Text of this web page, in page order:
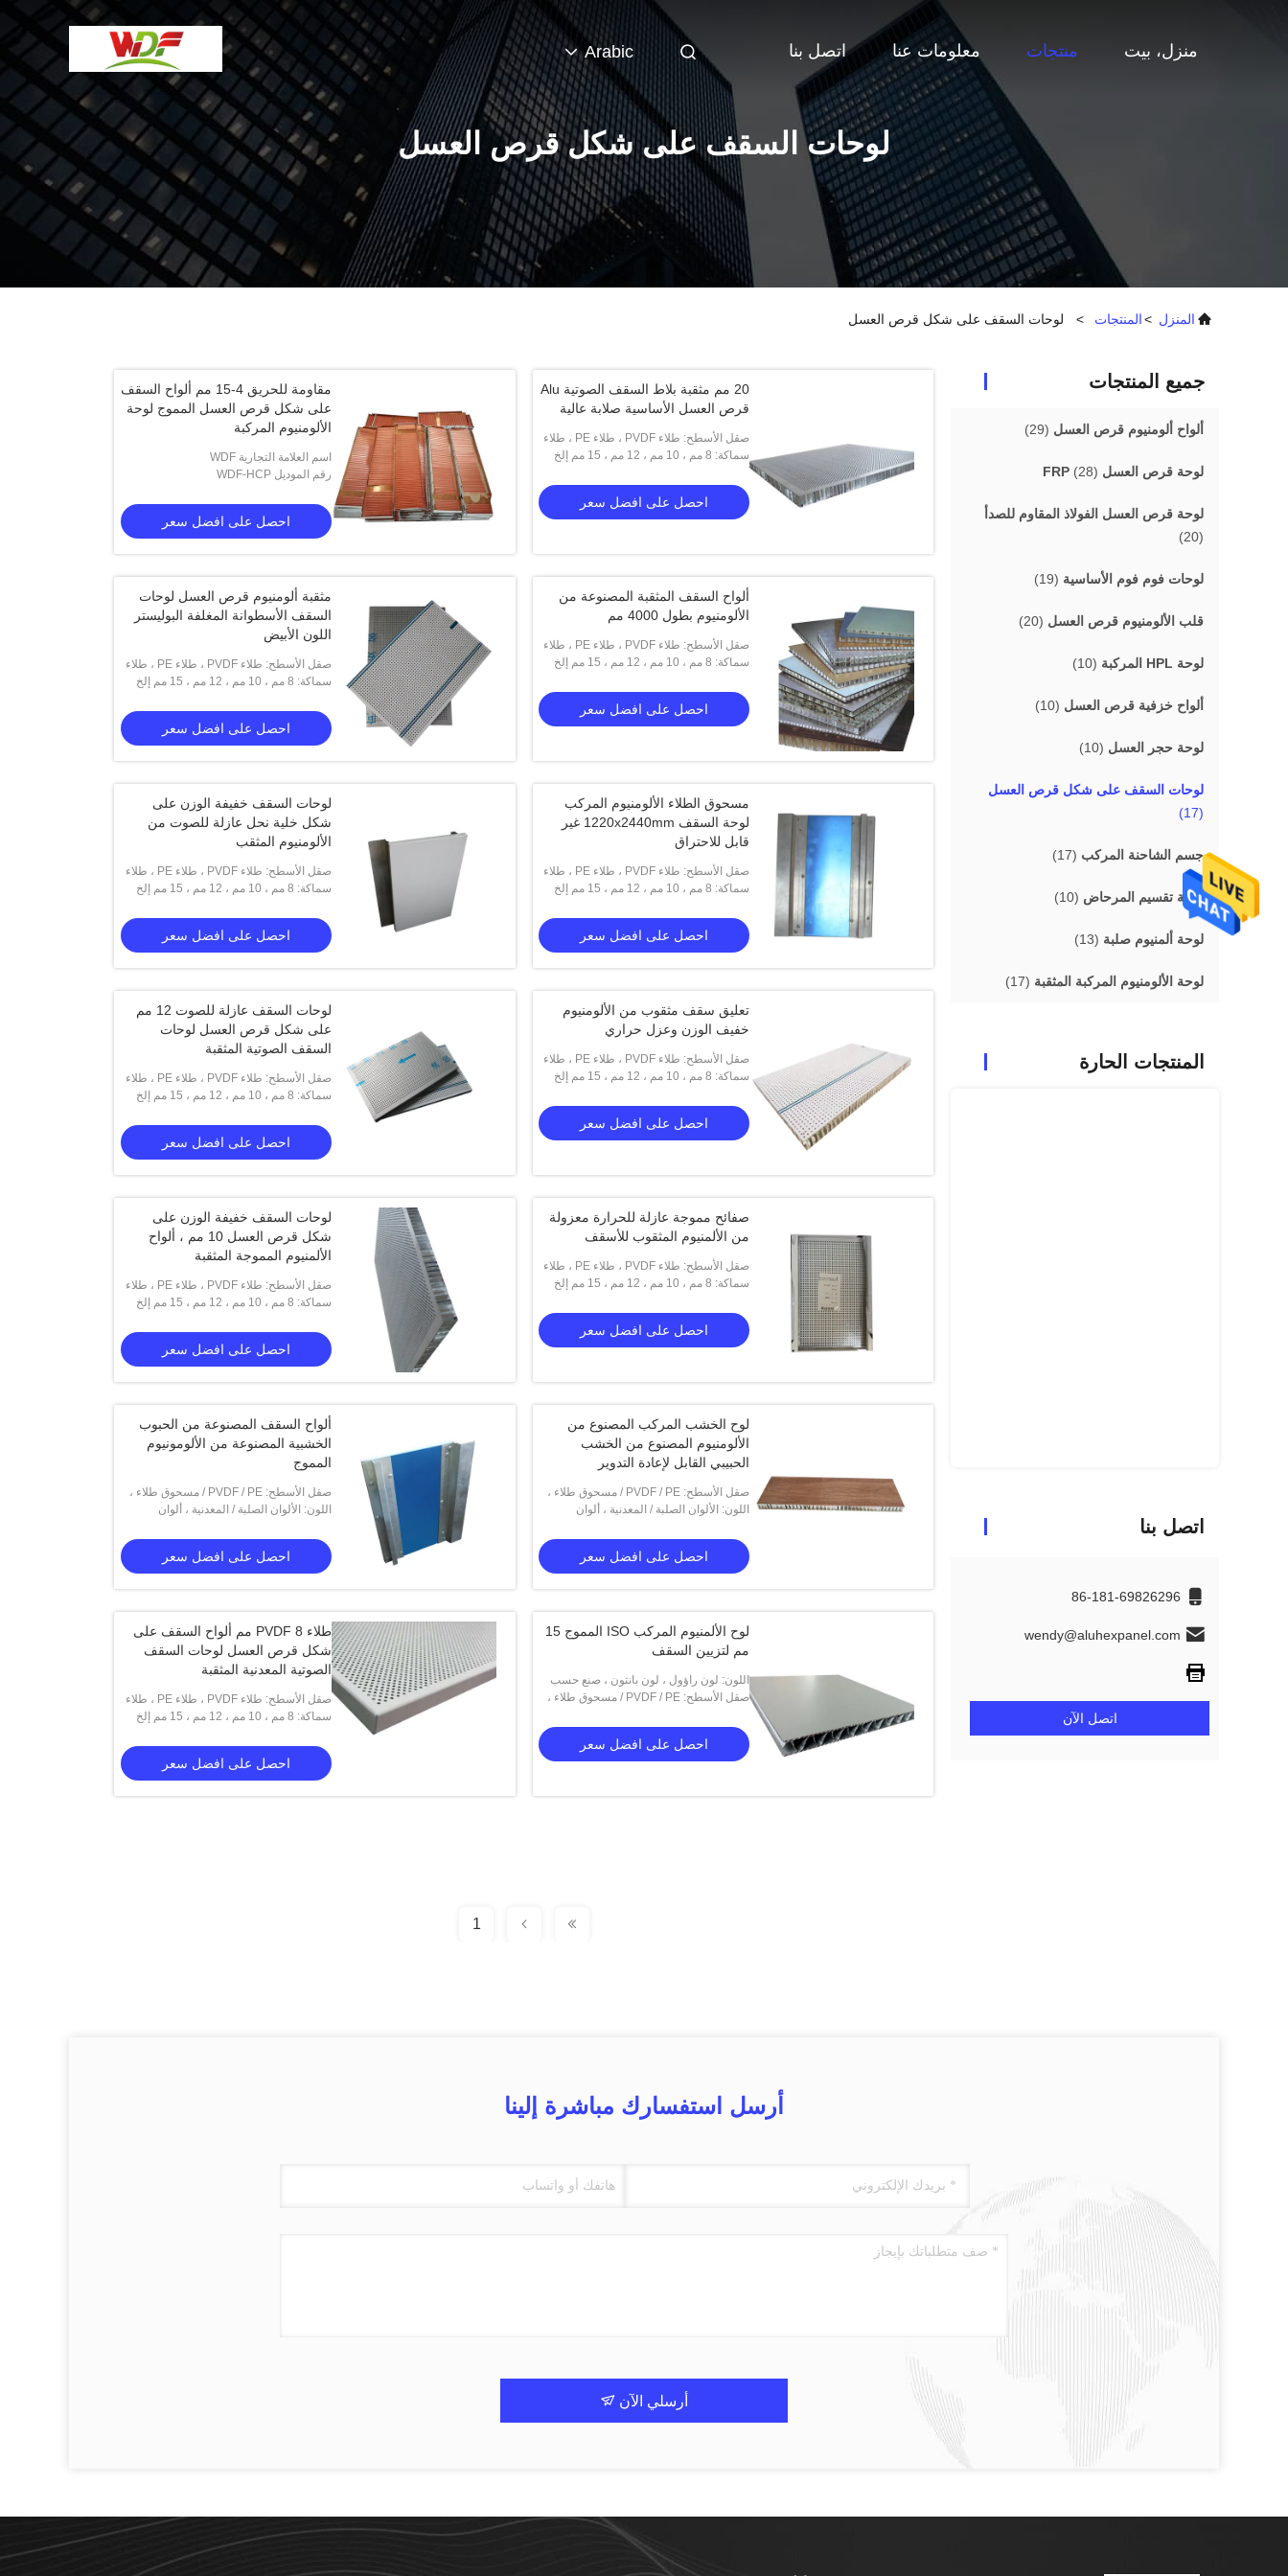
منزل، بيت منتجات معلومات عنا اتصل بنا Arabic
لوحات السقف على شكل قرص العسل
المنزل >المنتجات > لوحات السقف على شكل قرص العسل
جميع المنتجات
ألواح ألومنيوم قرص العسل (29)
لوحة قرص العسل FRP (28)
لوحة قرص العسل الفولاذ المقاوم للصدأ
(20)
لوحات فوم فوم الأساسية (19)
قلب الألومنيوم قرص العسل (20)
لوحة HPL المركبة (10)
ألواح خزفية قرص العسل (10)
لوحة حجر العسل (10)
لوحات السقف على شكل قرص العسل
(17)
جسم الشاحنة المركب (17)
لوحة تقسيم المرحاض (10)
لوحة ألمنيوم صلبة (13)
لوحة الألومنيوم المركبة المثقبة (17)
المنتجات الحارة
لوحات السقف المثقبة على شكل
احصل على افضل سعر
ألواح السقف على شكل خلية نحل 25 مم
احصل على افضل سعر
اتصل بنا
86-181-69826296
wendy@aluhexpanel.com
اتصل الآن
20 مم مثقبة بلاط السقف الصوتية Alu
قرص العسل الأساسية صلابة عالية
صقل الأسطح: طلاء PVDF ، طلاء PE ، طلاء
المسحوق ، بأكسيد
سماكة: 8 مم ، 10 مم ، 12 مم ، 15 مم إلخ
احصل على افضل سعر
مقاومة للحريق 4-15 مم ألواح السقف
على شكل قرص العسل المموج لوحة
الألومنيوم المركبة
اسم العلامة التجارية WDF
رقم الموديل WDF-HCP
احصل على افضل سعر
ألواح السقف المثقبة المصنوعة من
الألومنيوم بطول 4000 مم
صقل الأسطح: طلاء PVDF ، طلاء PE ، طلاء
المسحوق ، بأكسيد
سماكة: 8 مم ، 10 مم ، 12 مم ، 15 مم إلخ
احصل على افضل سعر
مثقبة ألومنيوم قرص العسل لوحات
السقف الأسطوانة المغلفة البوليستر
اللون الأبيض
صقل الأسطح: طلاء PVDF ، طلاء PE ، طلاء
المسحوق ، بأكسيد
سماكة: 8 مم ، 10 مم ، 12 مم ، 15 مم إلخ
احصل على افضل سعر
مسحوق الطلاء الألومنيوم المركب
لوحة السقف 1220x2440mm غير
قابل للاحتراق
صقل الأسطح: طلاء PVDF ، طلاء PE ، طلاء
المسحوق ، بأكسيد
سماكة: 8 مم ، 10 مم ، 12 مم ، 15 مم إلخ
احصل على افضل سعر
لوحات السقف خفيفة الوزن على
شكل خلية نحل عازلة للصوت من
الألومنيوم المثقب
صقل الأسطح: طلاء PVDF ، طلاء PE ، طلاء
المسحوق ، بأكسيد
سماكة: 8 مم ، 10 مم ، 12 مم ، 15 مم إلخ
احصل على افضل سعر
تعليق سقف مثقوب من الألومنيوم
خفيف الوزن وعزل حراري
صقل الأسطح: طلاء PVDF ، طلاء PE ، طلاء
المسحوق ، بأكسيد
سماكة: 8 مم ، 10 مم ، 12 مم ، 15 مم إلخ
احصل على افضل سعر
لوحات السقف عازلة للصوت 12 مم
على شكل قرص العسل لوحات
السقف الصوتية المثقبة
صقل الأسطح: طلاء PVDF ، طلاء PE ، طلاء
المسحوق ، بأكسيد
سماكة: 8 مم ، 10 مم ، 12 مم ، 15 مم إلخ
احصل على افضل سعر
صفائح مموجة عازلة للحرارة معزولة
من الألمنيوم المثقوب للأسقف
صقل الأسطح: طلاء PVDF ، طلاء PE ، طلاء
المسحوق ، بأكسيد
سماكة: 8 مم ، 10 مم ، 12 مم ، 15 مم إلخ
احصل على افضل سعر
لوحات السقف خفيفة الوزن على
شكل قرص العسل 10 مم ، ألواح
الألمنيوم المموجة المثقبة
صقل الأسطح: طلاء PVDF ، طلاء PE ، طلاء
المسحوق ، بأكسيد
سماكة: 8 مم ، 10 مم ، 12 مم ، 15 مم إلخ
احصل على افضل سعر
لوح الخشب المركب المصنوع من
الألومنيوم المصنوع من الخشب
الحبيبي القابل لإعادة التدوير
صقل الأسطح: PVDF / PE / مسحوق طلاء ،
أنودة
اللون: الألوان الصلبة / المعدنية ، ألوان
احصل على افضل سعر
ألواح السقف المصنوعة من الحبوب
الخشبية المصنوعة من الألومونيوم
المموج
صقل الأسطح: PVDF / PE / مسحوق طلاء ،
أنودة
اللون: الألوان الصلبة / المعدنية ، ألوان
احصل على افضل سعر
لوح الألمنيوم المركب ISO المموج 15
مم لتزيين السقف
اللون: لون راؤول ، لون بانتون ، صنع حسب
الطلب
صقل الأسطح: PVDF / PE / مسحوق طلاء ،
احصل على افضل سعر
طلاء PVDF 8 مم ألواح السقف على
شكل قرص العسل لوحات السقف
الصوتية المعدنية المثقبة
صقل الأسطح: طلاء PVDF ، طلاء PE ، طلاء
المسحوق ، بأكسيد
سماكة: 8 مم ، 10 مم ، 12 مم ، 15 مم إلخ
احصل على افضل سعر
1
أرسل استفسارك مباشرة إلينا
أرسلي الآن